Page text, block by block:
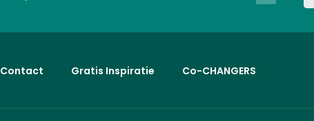
Contact Gratis Inspiratie Co-CHANGERS